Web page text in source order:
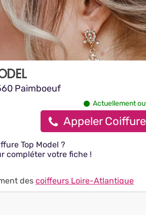
Paimboeuf
Actuellement
Appeler
Top Model ?
compléter votre fiche !
des coiffeurs Loire-Atlantique